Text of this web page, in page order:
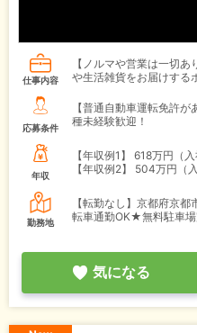
仕事内容
【ノルマや営業は一切
や生活雑貨をお届けする
応募条件
【普通自動車運転免許
種未経験歓迎！
年収
【年収例1】
618万円（入
【年収例2】
504万円（
勤務地
【転勤なし】京都府京
転車通勤OK★無料駐車
気になる